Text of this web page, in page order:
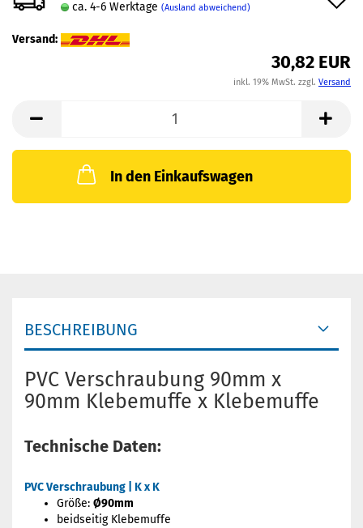
ca. 4-6 Werktage (Ausland abweichend)
Versand:
30,82 EUR
inkl. 19% MwSt. zzgl. Versand
In den Einkaufswagen
BESCHREIBUNG
PVC Verschraubung 90mm x
90mm Klebemuffe x Klebemuffe
Technische Daten:
PVC Verschraubung | K x K
Größe: Ø90mm
beidseitig Klebemuffe